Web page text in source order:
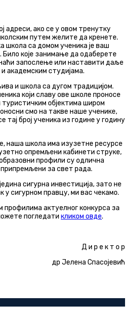
адреси, ако се у овом тренутку
путем желите да кренете.
школа са домом ученика је ваш
које занимање да одаберете
запослење или наставити даље
академским студијама.
и школа са дугом традицијом.
који славу ове школе проносе
објектима широм
смо на такве наше ученике,
тај број ученика из године у годину
наша школа има изузетне ресурсе
опремљени кабинети струке,
профили су одлична
за свет рада.
сигурна инвестиција, зато не
у сигурном правцу, ми вас чекамо.
профилима актуелног конкурса за
погледати кликом овде.
Д и р е к т о р
др Јелена Спасојевић